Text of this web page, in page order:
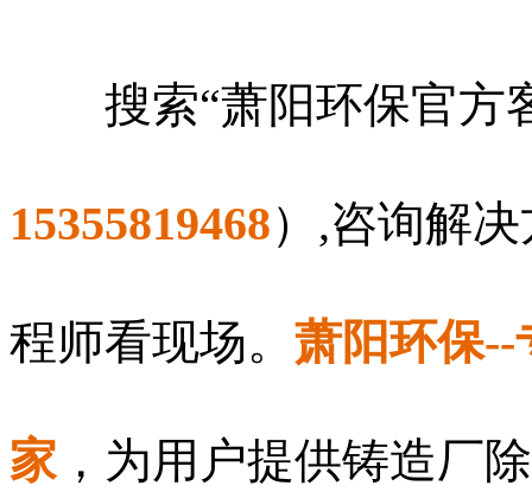
搜索“萧阳环保官方
15355819468）,咨询解
程师看现场。 萧阳环保--
家 ，为用户提供铸造厂